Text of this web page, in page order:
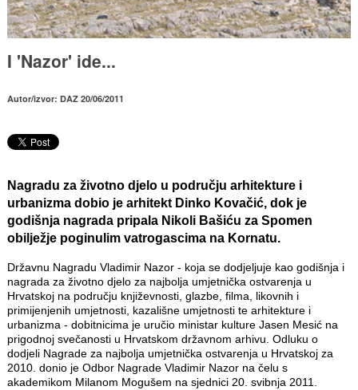
I 'Nazor' ide...
Autor/izvor: DAZ 20/06/2011
Nagradu za životno djelo u području arhitekture i
urbanizma dobio je arhitekt Dinko Kovačić, dok je
godišnja nagrada pripala Nikoli Bašiću za Spomen
obilježje poginulim vatrogascima na Kornatu.
Državnu Nagradu Vladimir Nazor - koja se dodjeljuje kao godišnja i
nagrada za životno djelo za najbolja umjetnička ostvarenja u
Hrvatskoj na području književnosti, glazbe, filma, likovnih i
primijenjenih umjetnosti, kazališne umjetnosti te arhitekture i
urbanizma - dobitnicima je uručio ministar kulture Jasen Mesić na
prigodnoj svečanosti u Hrvatskom državnom arhivu. Odluku o
dodjeli Nagrade za najbolja umjetnička ostvarenja u Hrvatskoj za
2010. donio je Odbor Nagrade Vladimir Nazor na čelu s
akademikom Milanom Mogušem na sjednici 20. svibnja 2011.